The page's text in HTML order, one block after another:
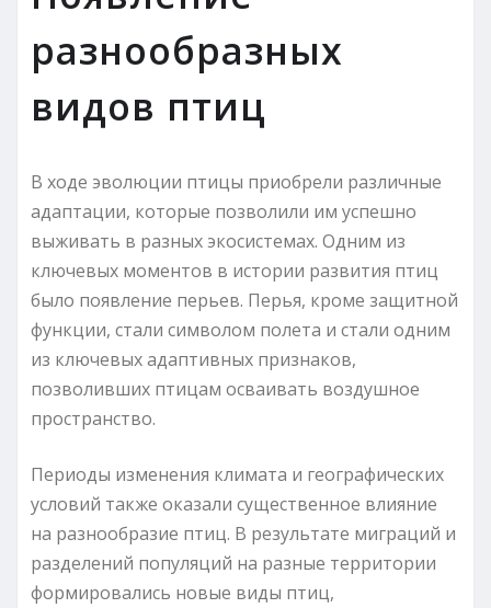
разнообразных
видов птиц
В ходе эволюции птицы приобрели различные
адаптации, которые позволили им успешно
выживать в разных экосистемах. Одним из
ключевых моментов в истории развития птиц
было появление перьев. Перья, кроме защитной
функции, стали символом полета и стали одним
из ключевых адаптивных признаков,
позволивших птицам осваивать воздушное
пространство.
Периоды изменения климата и географических
условий также оказали существенное влияние
на разнообразие птиц. В результате миграций и
разделений популяций на разные территории
формировались новые виды птиц,